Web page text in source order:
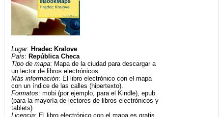
Lugar: Hradec Kralove
País: República Checa
Tipo de mapa: Mapa de la ciudad para descargar a
un lector de libros electrónicos
Más información: El libro electrónico con el mapa
con un índice de las calles (hipertexto).
Formatos: mobi (por ejemplo, para el Kindle), epub
(para la mayoría de lectores de libros electrónicos y
tablets)
Licencia: El libro electrónico con el mapa es gratis